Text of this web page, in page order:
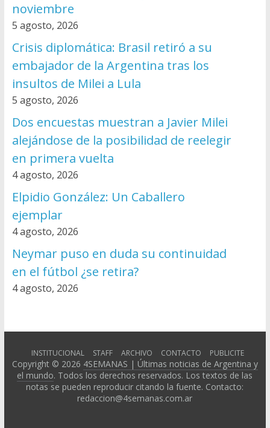
noviembre
5 agosto, 2026
Crisis diplomática: Brasil retiró a su
embajador de la Argentina tras los
insultos de Milei a Lula
5 agosto, 2026
Dos encuestas muestran a Javier Milei
alejándose de la posibilidad de reelegir
en primera vuelta
4 agosto, 2026
Elpidio González: Un Caballero
ejemplar
4 agosto, 2026
Neymar puso en duda su continuidad
en el fútbol ¿se retira?
4 agosto, 2026
INSTITUCIONAL STAFF ARCHIVO CONTACTO PUBLICITE
Copyright © 2026 4SEMANAS | Últimas noticias de Argentina y
el mundo. Todos los derechos reservados. Los textos de las
notas se pueden reproducir citando la fuente. Contacto:
redaccion@4semanas.com.ar